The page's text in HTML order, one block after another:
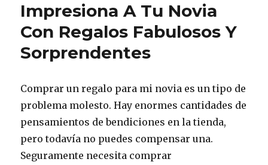
Impresiona A Tu Novia
Con Regalos Fabulosos Y
Sorprendentes
Comprar un regalo para mi novia es un tipo de
problema molesto. Hay enormes cantidades de
pensamientos de bendiciones en la tienda,
pero todavía no puedes compensar una.
Seguramente necesita comprar